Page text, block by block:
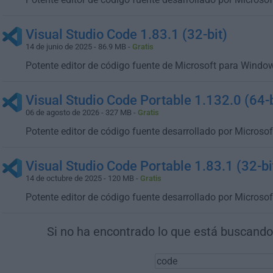
Visual Studio Code 1.83.1 (32-bit)
14 de junio de 2025 - 86.9 MB - Gratis
Potente editor de código fuente de Microsoft para
Visual Studio Code Portable 1.132.0
06 de agosto de 2026 - 327 MB - Gratis
Potente editor de código fuente desarrollado por
Visual Studio Code Portable 1.83.1 (32-
14 de octubre de 2025 - 120 MB - Gratis
Potente editor de código fuente desarrollado por
Si no ha encontrado lo que está